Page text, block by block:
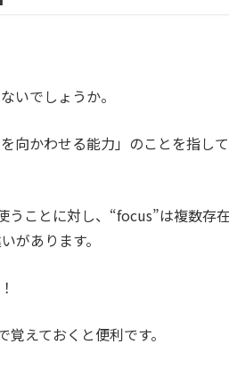
いでしょうか。
向かわせる能力」のことを指して
ことに対し、“focus”は複数存
があります。
えておくと便利です。